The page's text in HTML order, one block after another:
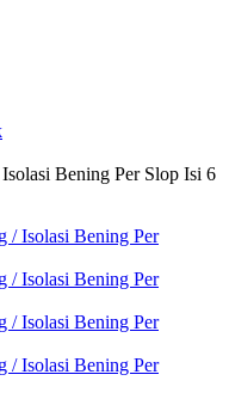
Bening Per Slop Isi 6